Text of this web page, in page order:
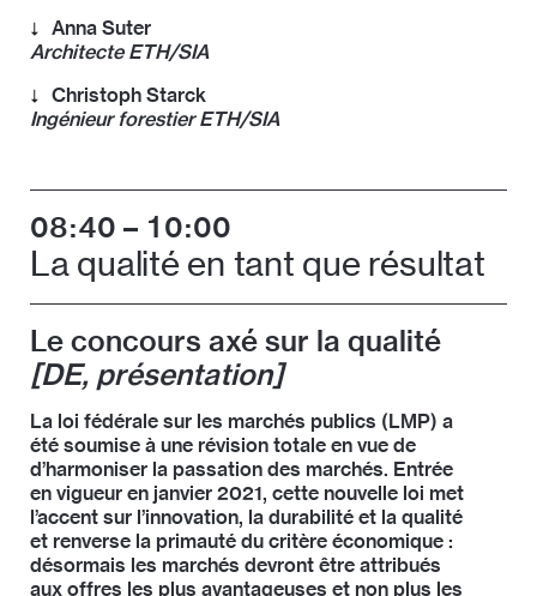
Monika Jauch-Stolz est copropriétaire du bureau
MMJS Jauch-Stolz Architekten AG à Lucerne et
et mandats d’étude parallèles
expérience de la participation à 162 concours et 187
Anna Suter
Architecte ETH/SIA
Anna Suter est partenaire et directrice du bureau
Suter+Partner AG Architekten à Berne, membre du
d’expertise couvrent les rénovations, les
transformations et les projets en sites sensibles. La
majorité de ses mandants sont des maîtres de
l’ouvrage publics.
Christoph Starck
Ingénieur forestier ETH/SIA
novembre 2019. De 2003 à 2019, il était à la tête de
Lignum Économie suisse du bois, organisation
faîtière de l’économie suisse de la forêt et du bois et
groupe de pression pour le développement de la
construction en bois. Auparavant, Christoph Stark a
dirigé son propre bureau de gestion de projets à
Zurich, travaillé à la Direction fédérale des forêts de
l’Office fédéral de l’environnement, des forêts et du
paysage (OFEFP – devenu l’Office fédéral de
d’assistant à l’EPF Zurich.
08:40 10:00
La qualité en tant que résultat
Le concours axé sur la qualité
[DE, présentation]
La loi fédérale sur les marchés publics (LMP) a
été soumise à une révision totale en vue de
d’harmoniser la passation des marchés. Entrée
en vigueur en janvier 2021, cette nouvelle loi met
l’accent sur l’innovation, la durabilité et la qualité
et renverse la primauté du critère économique :
désormais les marchés devront être attribués
aux offres les plus avantageuses et non plus les